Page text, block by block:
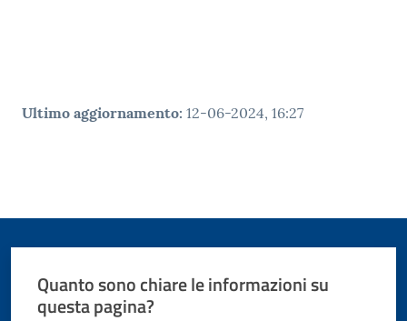
Ultimo aggiornamento: 12-06-2024, 16:27
Quanto sono chiare le informazioni su
questa pagina?